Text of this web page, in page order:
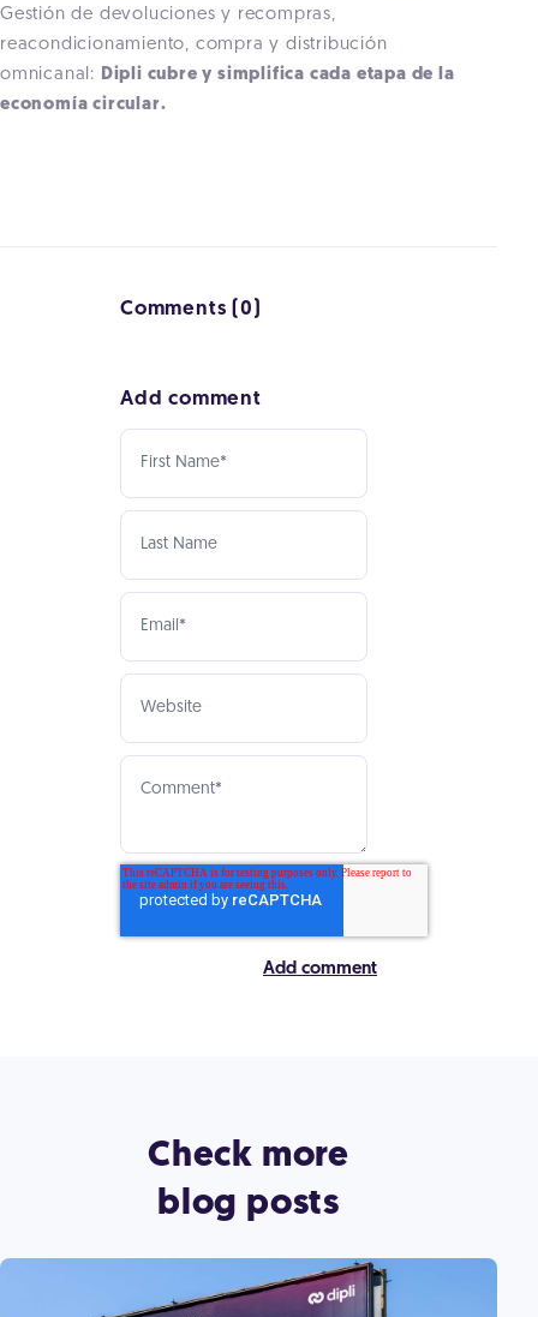
Gestión de devoluciones y recompras,
reacondicionamiento, compra y distribución
omnicanal: Dipli cubre y simplifica cada etapa de la
economía circular.
Comments (0)
Add comment
Check more
blog posts